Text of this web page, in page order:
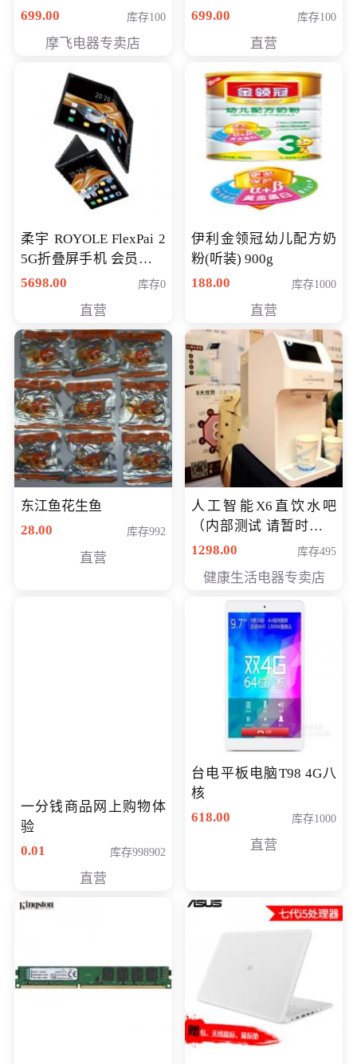
（智能升降养生锅） 会
699.00 库存100
摩飞电器专卖店
（智能升降养生锅） 会
699.00 库存100
直营
柔宇 ROYOLE FlexPai 2
5G折叠屏手机 会员专享
购买价格 4998元
5698.00 库存0
直营
伊利金领冠幼儿配方奶
粉(听装) 900g
188.00
库存1000
直营
东江鱼花生鱼
28.00
库存992
直营
人工智能X6直饮水吧
（内部测试 请暂时不要
购买）
1298.00 库存495
健康生活电器专卖店
一分钱商品网上购物体
验
0.01
库存998902
直营
台电平板电脑T98 4G八
核
618.00
库存1000
直营